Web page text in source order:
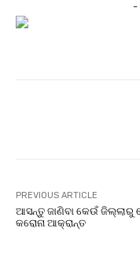
-
PREVIOUS ARTICLE
ଆସନ୍ତୁ ଜାଣିବା କେଉଁ ଜିଲ୍ଲାରୁ
କରୋନା ଆକ୍ରାନ୍ତ